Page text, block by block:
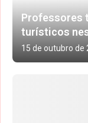
Professores
turísticos
15 de outubro de